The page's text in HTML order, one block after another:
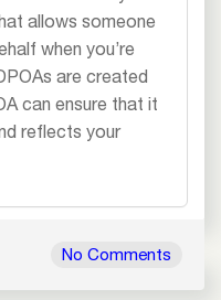
allows someone
when you’re
are created
can ensure that it
reflects your
No Comments